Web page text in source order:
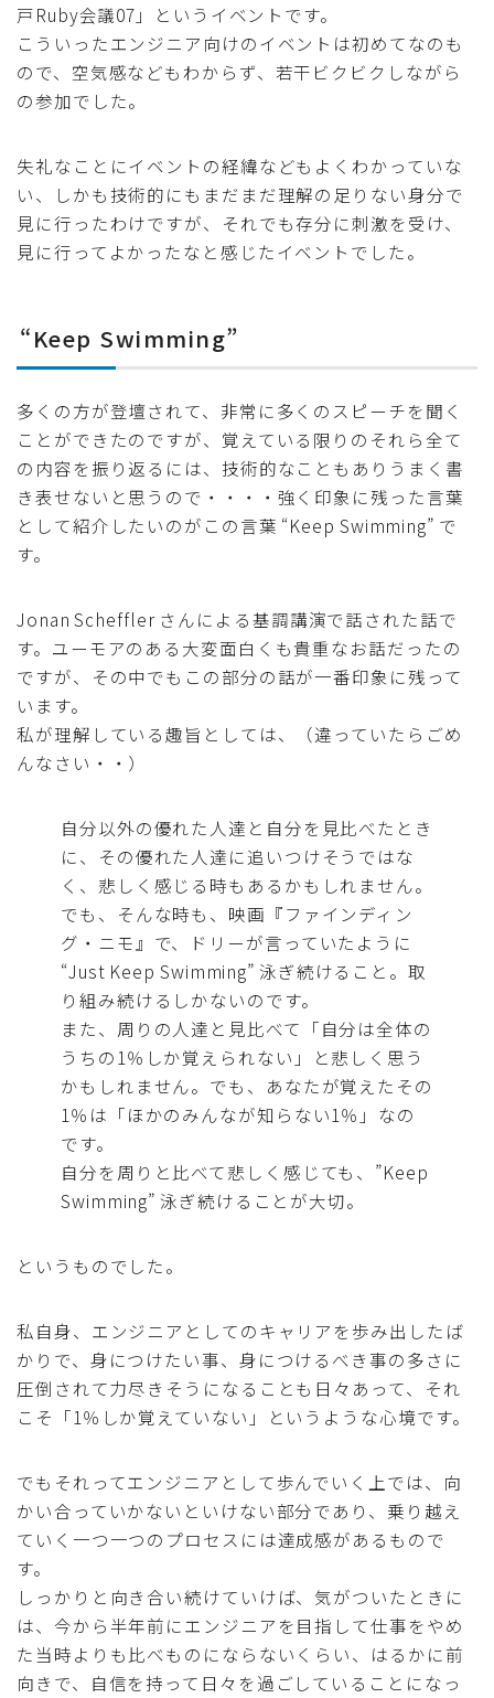
戸Ruby会議07」というイベントです。
こういったエンジニア向けのイベントは初めてなのも
ので、空気感などもわからず、若干ビクビクしながら
の参加でした。
失礼なことにイベントの経緯などもよくわかっていな
い、しかも技術的にもまだまだ理解の足りない身分で
見に行ったわけですが、それでも存分に刺激を受け、
見に行ってよかったなと感じたイベントでした。
“Keep Swimming”
多くの方が登壇されて、非常に多くのスピーチを聞く
ことができたのですが、覚えている限りのそれら全て
の内容を振り返るには、技術的なこともありうまく書
き表せないと思うので・・・・強く印象に残った言葉
として紹介したいのがこの言葉 “Keep Swimming” で
す。
Jonan Scheffler さんによる基調講演で話された話で
す。ユーモアのある大変面白くも貴重なお話だったの
ですが、その中でもこの部分の話が一番印象に残って
います。
私が理解している趣旨としては、（違っていたらごめ
んなさい・・）
自分以外の優れた人達と自分を見比べたとき
に、その優れた人達に追いつけそうではな
く、悲しく感じる時もあるかもしれません。
でも、そんな時も、映画『ファインディン
グ・ニモ』で、ドリーが言っていたように
“Just Keep Swimming” 泳ぎ続けること。取
り組み続けるしかないのです。
また、周りの人達と見比べて「自分は全体の
うちの1％しか覚えられない」と悲しく思う
かもしれません。でも、あなたが覚えたその
1％は「ほかのみんなが知らない1％」なの
です。
自分を周りと比べて悲しく感じても、”Keep
Swimming” 泳ぎ続けることが大切。
というものでした。
私自身、エンジニアとしてのキャリアを歩み出したば
かりで、身につけたい事、身につけるべき事の多さに
圧倒されて力尽きそうになることも日々あって、それ
こそ「1％しか覚えていない」というような心境です。
でもそれってエンジニアとして歩んでいく上では、向
かい合っていかないといけない部分であり、乗り越え
ていく一つ一つのプロセスには達成感があるもので
す。
しっかりと向き合い続けていけば、気がついたときに
は、今から半年前にエンジニアを目指して仕事をやめ
た当時よりも比べものにならないくらい、はるかに前
向きで、自信を持って日々を過ごしていることになっ